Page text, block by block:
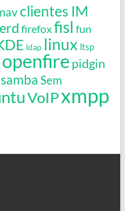
clientes IM
firefoxfisl fun
ldap linux ltsp
openfire pidgin
samba Sem
VoIPxmpp